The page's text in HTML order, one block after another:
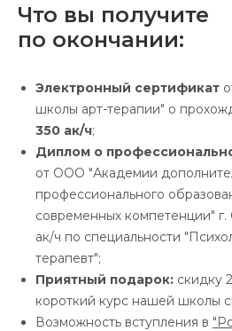
Что вы получите
по окончании:
Электронный сертификат
школы арт-терапии" о
350 ак/ч;
Диплом о
от ООО "Академии
профессионального
современных компетенции"
ак/ч по специальности
терапевт";
Приятный подарок: скидку
короткий курс нашей школы
Возможность вступления в